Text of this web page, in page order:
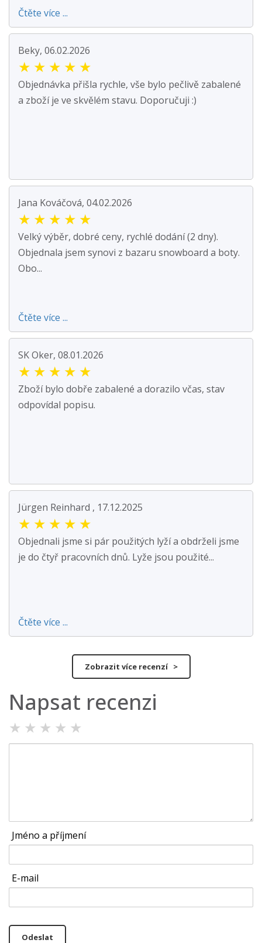
Čtěte více ...
Beky, 06.02.2026
★ ★ ★ ★ ★
Objednávka přišla rychle, vše bylo pečlivě zabalené
a zboží je ve skvělém stavu. Doporučuji :)
Jana Kováčová, 04.02.2026
★ ★ ★ ★ ★
Velký výběr, dobré ceny, rychlé dodání (2 dny).
Objednala jsem synovi z bazaru snowboard a boty.
Obo...
Čtěte více ...
SK Oker, 08.01.2026
★ ★ ★ ★ ★
Zboží bylo dobře zabalené a dorazilo včas, stav
odpovídal popisu.
Jürgen Reinhard , 17.12.2025
★ ★ ★ ★ ★
Objednali jsme si pár použitých lyží a obdrželi jsme
je do čtyř pracovních dnů. Lyže jsou použité...
Čtěte více ...
Zobrazit více recenzí >
Napsat recenzi
★ ★ ★ ★ ★
Jméno a příjmení
E-mail
Odeslat